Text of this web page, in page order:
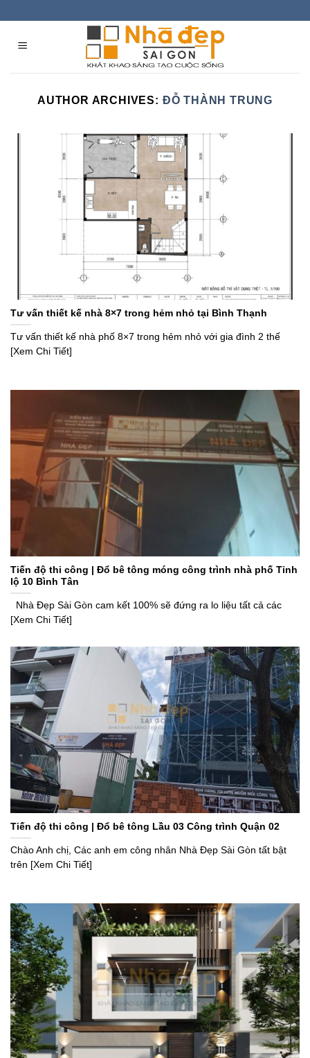
content
AUTHOR ARCHIVES: ĐỖ THÀNH TRUNG
Tư vấn thiết kế nhà 8×7 trong hẻm nhỏ tại Bình Thạnh
Tư vấn thiết kế nhà phố 8×7 trong hẻm nhỏ với gia đình 2 thế
[Xem Chi Tiết]
Tiến độ thi công | Đổ bê tông móng công trình nhà phố Tỉnh
lộ 10 Bình Tân
Nhà Đẹp Sài Gòn cam kết 100% sẽ đứng ra lo liệu tất cả các
[Xem Chi Tiết]
Tiến độ thi công | Đổ bê tông Lầu 03 Công trình Quận 02
Chào Anh chị, Các anh em công nhân Nhà Đẹp Sài Gòn tất bật
trên [Xem Chi Tiết]